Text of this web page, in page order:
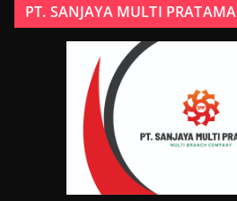
PT. SANJAYA MULTI PRATAMA